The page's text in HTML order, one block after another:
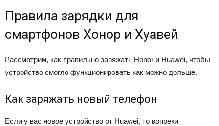
Правила зарядки для
смартфонов Хонор и Хуавей
Рассмотрим, как правильно заряжать Honor и Huawei, чтобы
устройство смогло функционировать как можно дольше.
Как заряжать новый телефон
Если у вас новое устройство от Huawei, то вопреки